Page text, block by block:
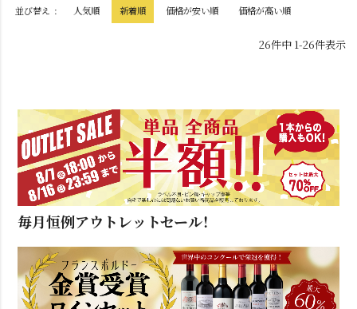
並び替え 人気順 新着順 価格が安い順 価格が高い順
26件中 1-26件表示
毎月恒例アウトレットセール！